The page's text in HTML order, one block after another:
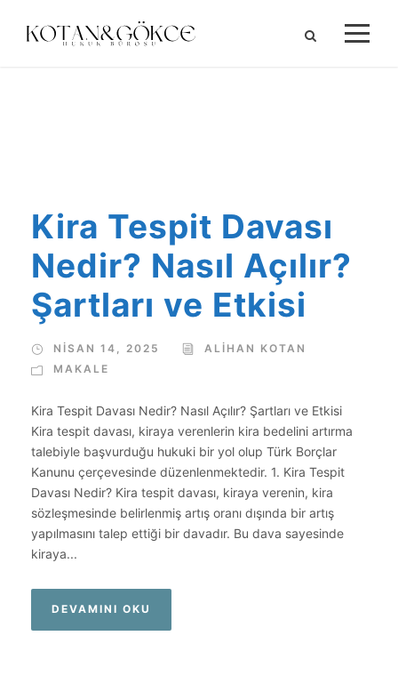
Kira Tespit Davası
Nedir? Nasıl Açılır?
Şartları ve Etkisi
NISAN 14, 2025
ALIHAN KOTAN
MAKALE
Kira Tespit Davası Nedir? Nasıl Açılır? Şartları ve Etkisi
Kira tespit davası, kiraya verenlerin kira bedelini artırma
talebiyle başvurduğu hukuki bir yol olup Türk Borçlar
Kanunu çerçevesinde düzenlenmektedir. 1. Kira Tespit
Davası Nedir? Kira tespit davası, kiraya verenin, kira
sözleşmesinde belirlenmiş artış oranı dışında bir artış
yapılmasını talep ettiği bir davadır. Bu dava sayesinde
kiraya...
DEVAMINI OKU